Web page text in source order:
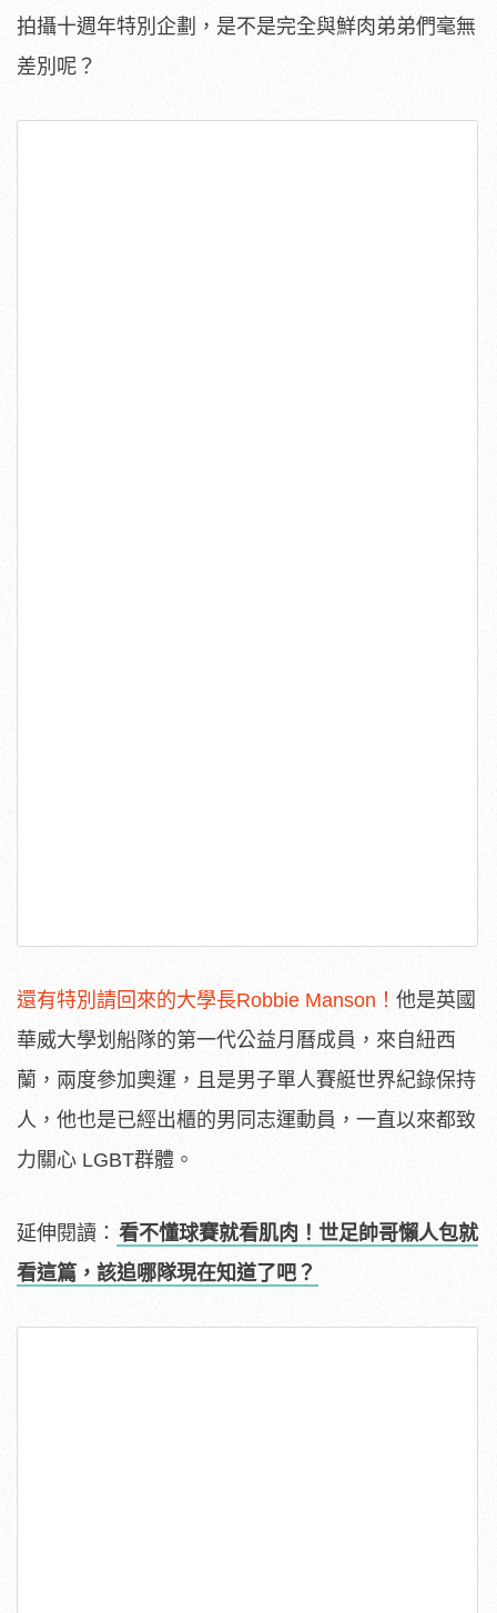
拍攝十週年特別企劃，是不是完全與鮮肉弟弟們毫無
差別呢？
還有特別請回來的大學長Robbie Manson！ 他是英國
華威大學划船隊的第一代公益月曆成員，來自紐西
蘭，兩度參加奧運，且是男子單人賽艇世界紀錄保持
人，他也是已經出櫃的男同志運動員，一直以來都致
力關心 LGBT群體。
延伸閱讀： 看不懂球賽就看肌肉！世足帥哥懶人包就
看這篇，該追哪隊現在知道了吧？